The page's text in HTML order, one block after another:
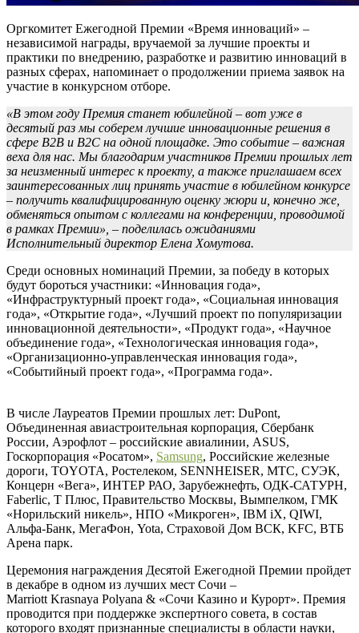
Оргкомитет Ежегодной Премии «Время инноваций» –
независимой награды, вручаемой за лучшие проекты и
практики по внедрению, разработке и развитию инноваций в
разных сферах, напоминает о продолжении приема заявок на
участие в конкурсном отборе.
«В этом году Премия станет юбилейной – вот уже в
десятый раз мы соберем лучшие инновационные решения в
сфере В2В и В2С на одной площадке. Это событие – важная
веха для нас. Мы благодарим участников Премии прошлых лет
за неизменный интерес к проекту, а также приглашаем всех
заинтересованных лиц принять участие в юбилейном конкурсе
– получить квалифицированную оценку жюри и, конечно же,
обменяться опытом с коллегами на конференции, проводимой
в рамках Премии», – поделилась ожиданиями
Исполнительный директор Елена Хомутова.
Среди основных номинаций Премии, за победу в которых
будут бороться участники: «Инновация года»,
«Инфраструктурный проект года», «Социальная инновация
года», «Открытие года», «Лучший проект по популяризации
инновационной деятельности», «Продукт года», «Научное
объединение года», «Технологическая инновация года»,
«Организационно-управленческая инновация года»,
«Событийный проект года», «Программа года».
В числе Лауреатов Премии прошлых лет: DuPont,
Объединенная авиастроительная корпорация, Сбербанк
России, Аэрофлот – российские авиалинии, ASUS,
Госкорпорация «Росатом», Samsung, Российские железные
дороги, TOYOTA, Ростелеком, SENNHEISER, МТС, СУЭК,
Концерн «Вега», ИНТЕР РАО, Зарубежнефть, ОДК-САТУРН,
Faberlic, Т Плюс, Правительство Москвы, Вымпелком, ГМК
«Норильский никель», НПО «Микроген», IBM iX, QIWI,
Альфа-Банк, МегаФон, Yota, Страховой Дом ВСК, KFC, ВТБ
Арена парк.
Церемония награждения Десятой Ежегодной Премии пройдет
в декабре в одном из лучших мест Сочи –
Marriott Krasnaya Polyana & «Сочи Казино и Курорт». Премия
проводится при поддержке экспертного совета, в состав
которого входят признанные специалисты в области науки,